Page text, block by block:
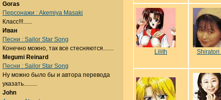
Lilith Shiratori
Goras
Персонажи : Akemiya Masaki
Класс!!!......
Иван
Песни : Sailor Star Song
Конечно можно, так все стесняются.......
Megumi Reinard
Песни : Sailor Star Song
Ну можно было бы и автора перевода
указать.........
John